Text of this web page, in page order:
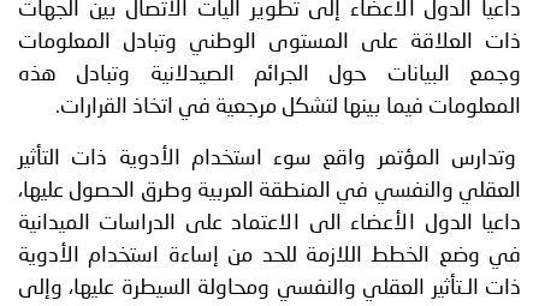
داعيا الدول الأعضاء إلى تطوير آليات الاتصال بين الجهات
ذات العلاقة على المستوى الوطني وتبادل المعلومات
وجمع البيانات حول الجرائم الصيدلانية وتبادل هذه
المعلومات فيما بينها لتشكل مرجعية في اتخاذ القرارات.
وتدارس المؤتمر واقع سوء استخدام الأدوية ذات التأثير
العقلي والنفسي في المنطقة العربية وطرق الحصول عليها،
داعيا الدول الأعضاء الى الاعتماد على الدراسات الميدانية
في وضع الخطط اللازمة للحد من إساءة استخدام الأدوية
ذات الـتأثير العقلي والنفسي ومحاولة السيطرة عليها، وإلى